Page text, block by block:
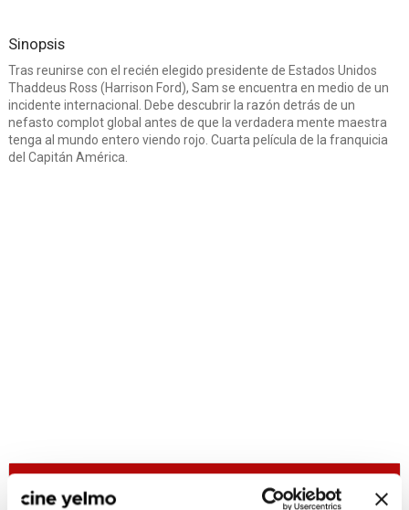
Sinopsis
Tras reunirse con el recién elegido presidente de Estados Unidos
Thaddeus Ross (Harrison Ford), Sam se encuentra en medio de un
incidente internacional. Debe descubrir la razón detrás de un
nefasto complot global antes de que la verdadera mente maestra
tenga al mundo entero viendo rojo. Cuarta película de la franquicia
del Capitán América.
CONSULTA MÁS HORARIOS